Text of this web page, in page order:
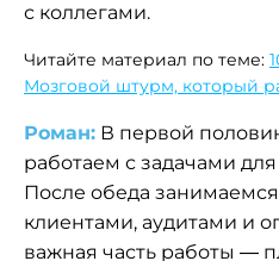
с коллегами.
Читайте материал по теме:
Мозговой штурм, который
Роман: В первой
работаем с задачами
После обеда
клиентами, аудитами и
важная часть работы —